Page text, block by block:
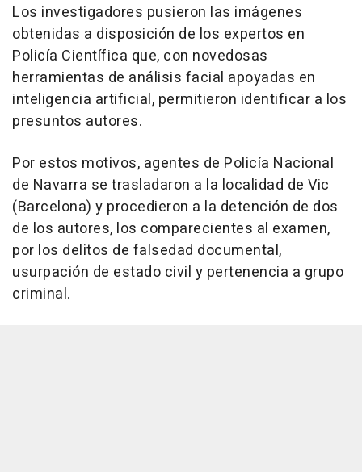
Los investigadores pusieron las imágenes
obtenidas a disposición de los expertos en
Policía Científica que, con novedosas
herramientas de análisis facial apoyadas en
inteligencia artificial, permitieron identificar a los
presuntos autores.
Por estos motivos, agentes de Policía Nacional
de Navarra se trasladaron a la localidad de Vic
(Barcelona) y procedieron a la detención de dos
de los autores, los comparecientes al examen,
por los delitos de falsedad documental,
usurpación de estado civil y pertenencia a grupo
criminal.